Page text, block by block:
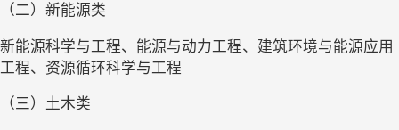
（二）新能源类
新能源科学与工程、能源与动力工程、建筑环境与能源应用
工程、资源循环科学与工程
（三）土木类